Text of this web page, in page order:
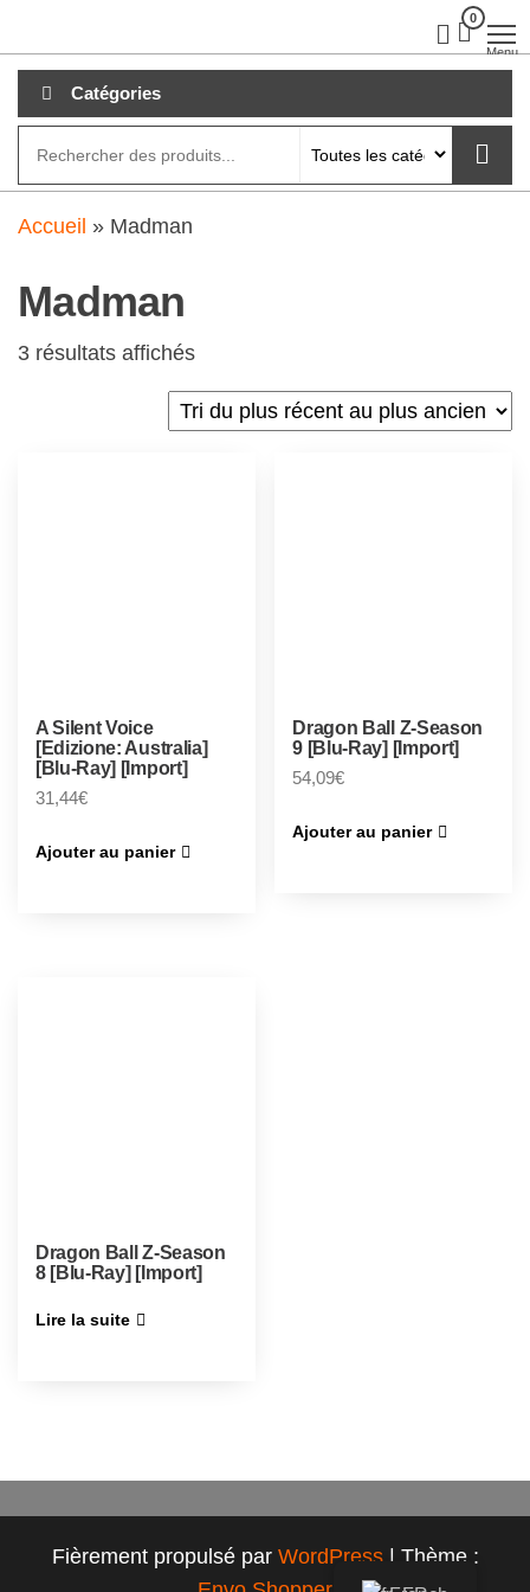
au
contenu
0
Menu
Catégories
Accueil » Madman
Madman
3 résultats affichés
A Silent Voice
[Edizione: Australia]
[Blu-Ray] [Import]
31,44€
Ajouter au panier
Dragon Ball Z-Season
9 [Blu-Ray] [Import]
54,09€
Ajouter au panier
Dragon Ball Z-Season
8 [Blu-Ray] [Import]
Lire la suite
Fièrement propulsé par WordPress | Thème :